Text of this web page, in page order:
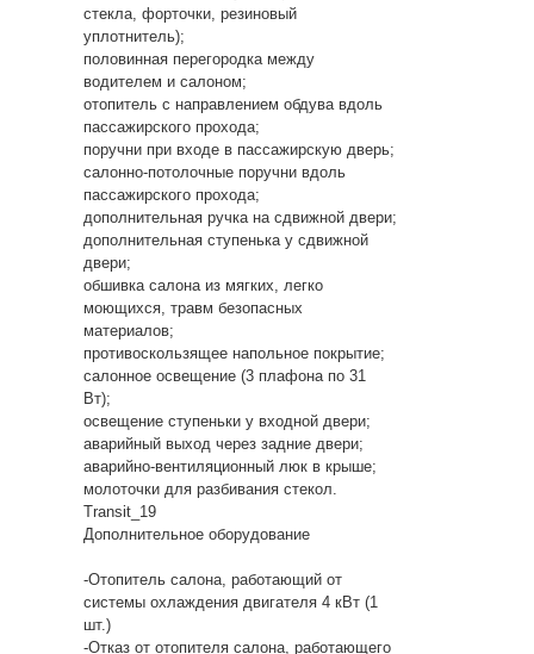
стекла, форточки, резиновый
уплотнитель);
половинная перегородка между
водителем и салоном;
отопитель с направлением обдува вдоль
пассажирского прохода;
поручни при входе в пассажирскую дверь;
салонно-потолочные поручни вдоль
пассажирского прохода;
дополнительная ручка на сдвижной двери;
дополнительная ступенька у сдвижной
двери;
обшивка салона из мягких, легко
моющихся, травм безопасных
материалов;
противоскользящее напольное покрытие;
салонное освещение (3 плафона по 31
Вт);
освещение ступеньки у входной двери;
аварийный выход через задние двери;
аварийно-вентиляционный люк в крыше;
молоточки для разбивания стекол.
Transit_19
Дополнительное оборудование
-Отопитель салона, работающий от
системы охлаждения двигателя 4 кВт (1
шт.)
-Отказ от отопителя салона, работающего